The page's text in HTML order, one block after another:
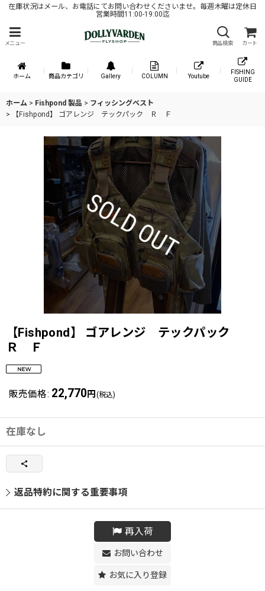
在庫状況はメール、お電話にてお問い合わせくださいませ。毎週木曜は定休日
営業時間11:00-19:00迄
メニュー 商品検索 カート
ホーム 商品カテゴリ Gallery COLUMN Youtube
FISHING
GUIDE
ホーム > Fishpond 製品 > フィッシングベスト
>
【Fishpond】 ゴアレンジ テックパック Ｒ Ｆ
【Fishpond】 ゴアレンジ テックパック
Ｒ Ｆ
販売価格: 22,770 円 (税込)
在庫なし
返品特約に関する重要事項
再入荷
お問い合わせ
お気に入り登録